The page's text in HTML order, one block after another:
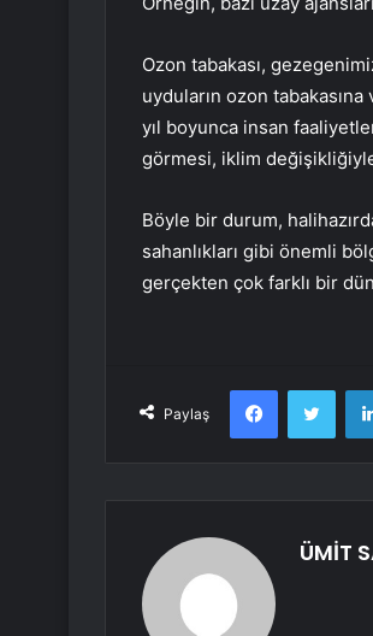
Ozon tabakası,
uyduların ozon
yıl boyunca insan
görmesi, iklim
Böyle bir durum,
sahanlıkları gibi önemli
gerçekten çok farklı bir
Paylaş
Facebook
ÜMİT